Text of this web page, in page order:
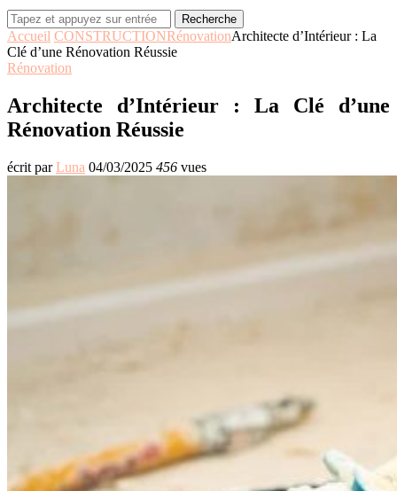
Recherche
Accueil CONSTRUCTIONRénovationArchitecte d’Intérieur : La
Clé d’une Rénovation Réussie
Rénovation
Architecte d’Intérieur : La Clé d’une
Rénovation Réussie
écrit parLuna 04/03/2025 456 vues